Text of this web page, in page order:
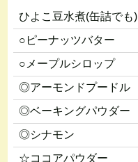
ひよこ豆水煮(缶詰でも)
○ピーナッツバター
○メープルシロップ
◎アーモンドプードル
◎ベーキングパウダー
◎シナモン
☆ココアパウダー